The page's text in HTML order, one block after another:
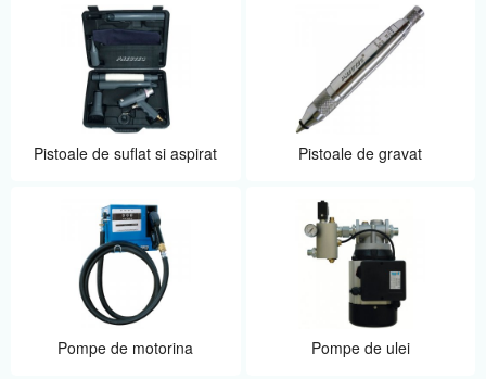
Pistoale de suflat si aspirat Pistoale de gravat
Pompe de motorina Pompe de ulei